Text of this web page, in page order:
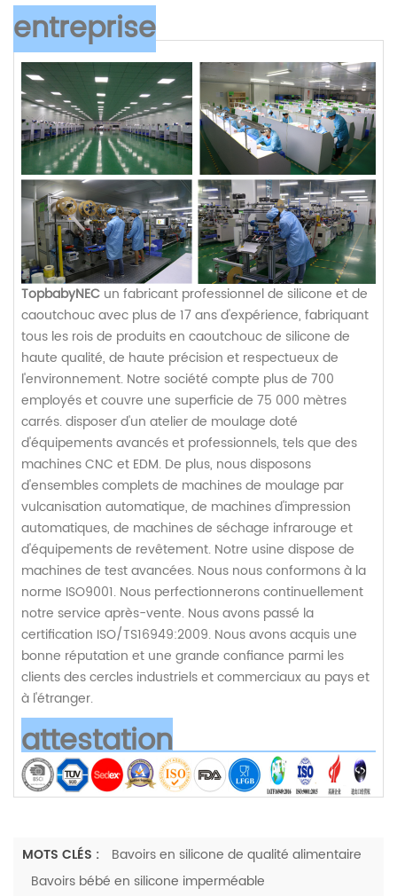
entreprise
TopbabyNEC un fabricant professionnel de silicone et de
caoutchouc avec plus de 17 ans d'expérience, fabriquant
tous les rois de produits en caoutchouc de silicone de
haute qualité, de haute précision et respectueux de
l'environnement. Notre société compte plus de 700
employés et couvre une superficie de 75 000 mètres
carrés. disposer d'un atelier de moulage doté
d'équipements avancés et professionnels, tels que des
machines CNC et EDM. De plus, nous disposons
d'ensembles complets de machines de moulage par
vulcanisation automatique, de machines d'impression
automatiques, de machines de séchage infrarouge et
d'équipements de revêtement. Notre usine dispose de
machines de test avancées. Nous nous conformons à la
norme ISO9001. Nous perfectionnerons continuellement
notre service après-vente. Nous avons passé la
certification ISO/TS16949:2009. Nous avons acquis une
bonne réputation et une grande confiance parmi les
clients des cercles industriels et commerciaux au pays et
à l'étranger.
attestation
MOTS CLÉS :
Bavoirs en silicone de qualité alimentaire
Bavoirs bébé en silicone imperméable